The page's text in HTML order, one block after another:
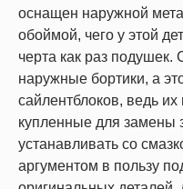
оснащен наружной
обоймой, чего у этой
черта как раз подушек.
наружные бортики, а
сайлентблоков, ведь
купленные для замены
устанавливать со
аргументом в пользу